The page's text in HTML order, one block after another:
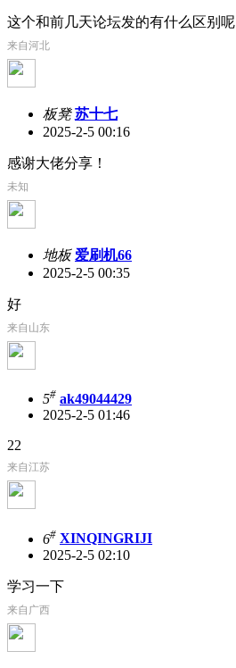
这个和前几天论坛发的有什么区别呢
来自河北
板凳 苏十七
2025-2-5 00:16
感谢大佬分享！
未知
地板 爱刷机66
2025-2-5 00:35
好
来自山东
5# ak49044429
2025-2-5 01:46
22
来自江苏
6# XINQINGRIJI
2025-2-5 02:10
学习一下
来自广西